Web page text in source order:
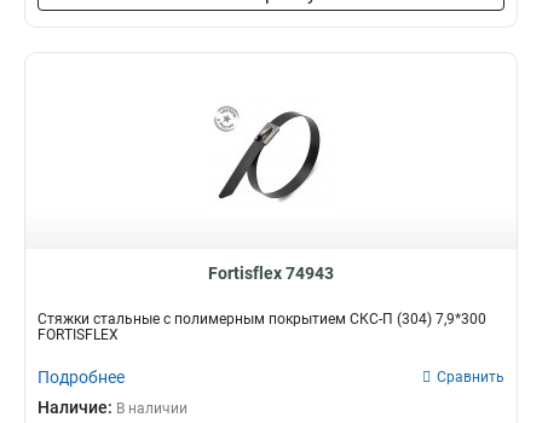
Fortisflex 74943
Стяжки стальные с полимерным покрытием СКС-П (304) 7,9*300
FORTISFLEX
Подробнее Сравнить
Наличие: В наличии